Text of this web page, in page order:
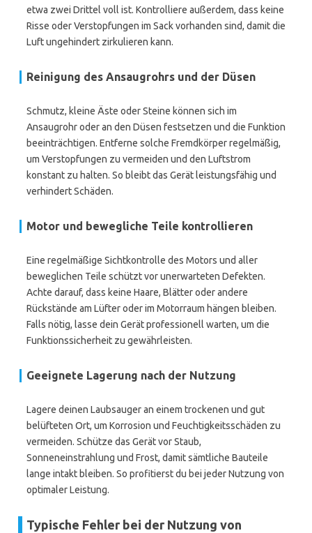
etwa zwei Drittel voll ist. Kontrolliere außerdem, dass keine
Risse oder Verstopfungen im Sack vorhanden sind, damit die
Luft ungehindert zirkulieren kann.
Reinigung des Ansaugrohrs und der Düsen
Schmutz, kleine Äste oder Steine können sich im
Ansaugrohr oder an den Düsen festsetzen und die Funktion
beeinträchtigen. Entferne solche Fremdkörper regelmäßig,
um Verstopfungen zu vermeiden und den Luftstrom
konstant zu halten. So bleibt das Gerät leistungsfähig und
verhindert Schäden.
Motor und bewegliche Teile kontrollieren
Eine regelmäßige Sichtkontrolle des Motors und aller
beweglichen Teile schützt vor unerwarteten Defekten.
Achte darauf, dass keine Haare, Blätter oder andere
Rückstände am Lüfter oder im Motorraum hängen bleiben.
Falls nötig, lasse dein Gerät professionell warten, um die
Funk­tions­sicherheit zu gewährleisten.
Geeignete Lagerung nach der Nutzung
Lagere deinen Laubsauger an einem trockenen und gut
belüfteten Ort, um Korrosion und Feuchtigkeitsschäden zu
vermeiden. Schütze das Gerät vor Staub,
Sonneneinstrahlung und Frost, damit sämtliche Bauteile
lange intakt bleiben. So profitierst du bei jeder Nutzung von
optimaler Leistung.
Typische Fehler bei der Nutzung von